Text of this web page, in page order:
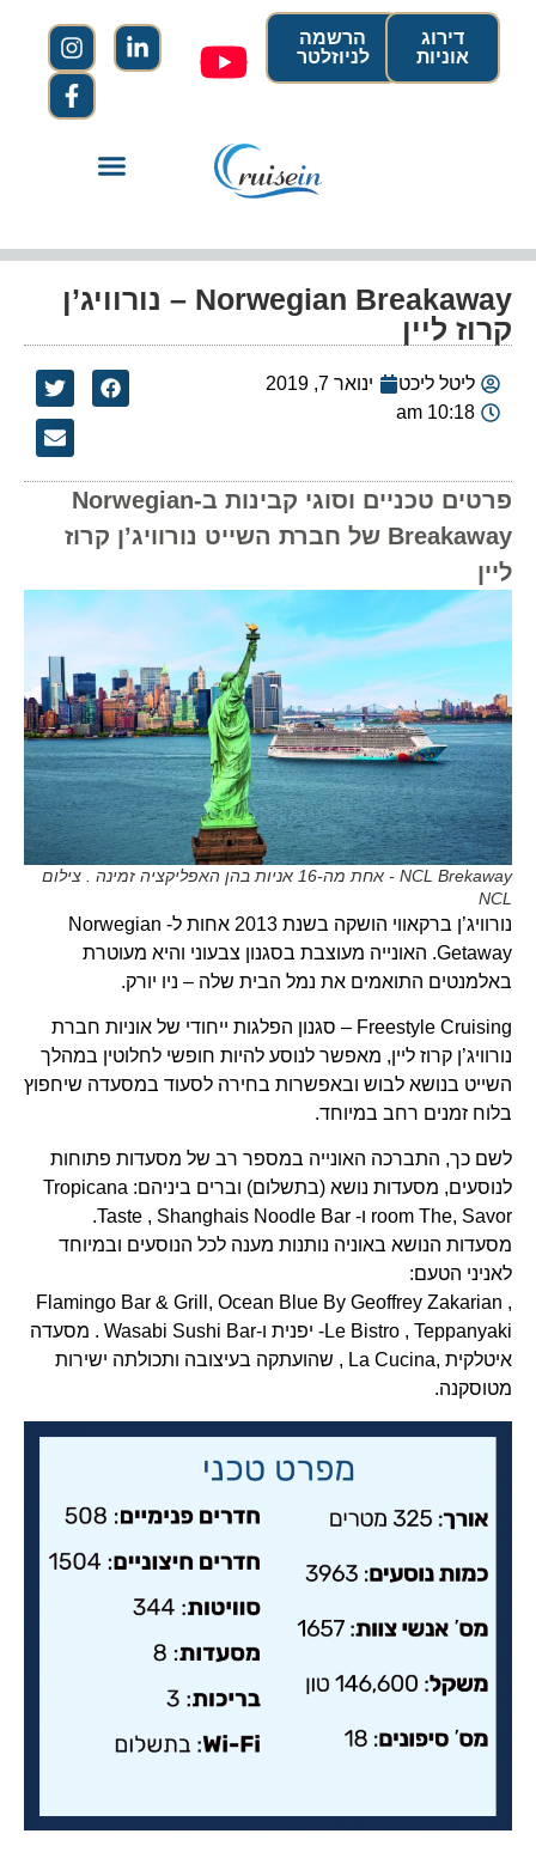
הרשמה
לניוזלטר
דירוג
אוניות
Norwegian Breakaway – נורוויג’ן
קרוז ליין
ליטל ליכט
ינואר 7, 2019
10:18 am
פרטים טכניים וסוגי קבינות ב-Norwegian
Breakaway של חברת השייט נורוויג’ן קרוז
ליין
NCL Brekaway - אחת מה-16 אניות בהן האפליקציה זמינה . צילום
NCL
נורוויג’ן ברקאווי הושקה בשנת 2013 אחות ל- Norwegian
Getaway. האונייה מעוצבת בסגנון צבעוני והיא מעוטרת
באלמנטים התואמים את נמל הבית שלה – ניו יורק.
Freestyle Cruising – סגנון הפלגות ייחודי של אוניות חברת
נורוויג’ן קרוז ליין, מאפשר לנוסע להיות חופשי לחלוטין במהלך
השייט בנושא לבוש ובאפשרות בחירה לסעוד במסעדה שיחפוץ
בלוח זמנים רחב במיוחד.
לשם כך, התברכה האונייה במספר רב של מסעדות פתוחות
לנוסעים, מסעדות נושא (בתשלום) וברים ביניהם: Tropicana
room The, Savor ו- Taste , Shanghais Noodle Bar.
מסעדות הנושא באוניה נותנות מענה לכל הנוסעים ובמיוחד
לאניני הטעם:
Flamingo Bar & Grill, Ocean Blue By Geoffrey Zakarian ,
Le Bistro , Teppanyaki- יפנית ו-Wasabi Sushi Bar . מסעדה
איטלקית ,La Cucina , שהועתקה בעיצובה ותכולתה ישירות
מטוסקנה.